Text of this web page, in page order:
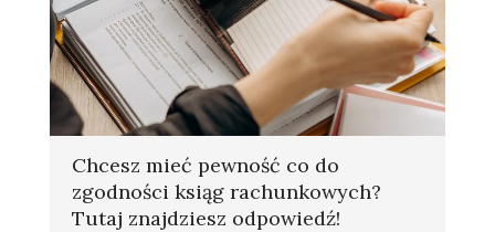
Chcesz mieć pewność co do
zgodności ksiąg rachunkowych?
Tutaj znajdziesz odpowiedź!